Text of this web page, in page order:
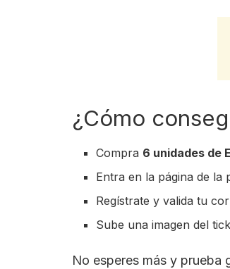
¿Cómo
Compra 6 unidades de
Entra en la página de la
Regístrate y valida tu
Sube una imagen del
No esperes más y prueba